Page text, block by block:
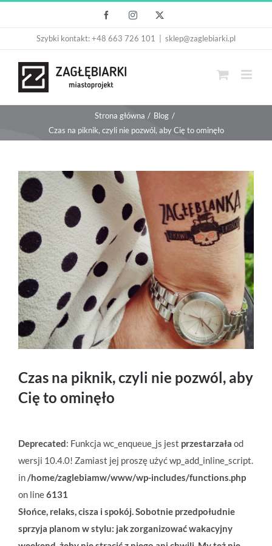
zawartości
FacebookInstagram
Szybki kontakt: +48 663 726 101 sklep@zaglebiarki.pl
Strona główna
Blog
Czas na piknik, czyli nie pozwól, aby Cię to ominęło
Pokaż
większy
obrazek
Czas na piknik, czyli nie pozwól, aby
Cię to ominęło
Deprecated: Funkcja wc_enqueue_js jest przestarzała od
wersji 10.4.0! Zamiast jej proszę użyć wp_add_inline_script.
in/home/zaglebiamw/www/wp-includes/functions.php
on line6131
Słońce, relaks, cisza i spokój. Sobotnie przedpołudnie
sprzyja planom w stylu: jak zorganizować wakacyjny